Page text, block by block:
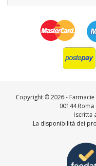
Copyright ©2026 -
00144 Roma
Iscritta
La disponibilità dei